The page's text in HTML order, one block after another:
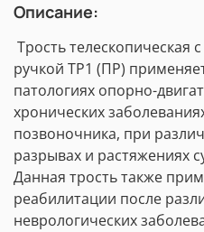
Описание:
Трость телескопическая
ручкой ТР1 (ПР)
патологиях опорно-
хронических
позвоночника, при
разрывах и растяжениях
Данная трость также
реабилитации после
неврологических